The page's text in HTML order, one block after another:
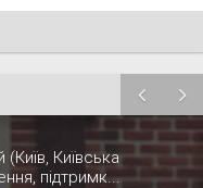
(Київ, Київська
підтримк...